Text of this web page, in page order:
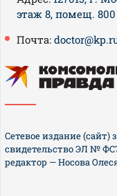
этаж 8, помещ. 800
Почта:
Сетевое издание (сайт)
свидетельство ЭЛ №
редактор — Носова